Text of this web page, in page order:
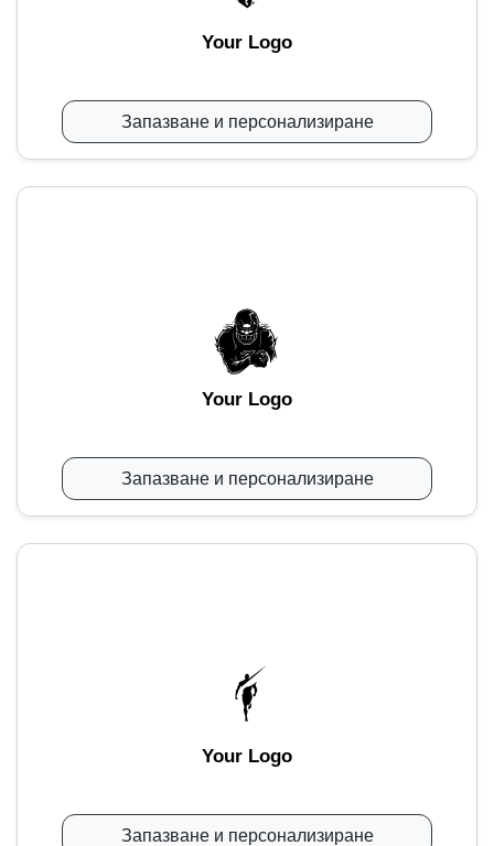
Your Logo
Запазване и персонализиране
Your Logo
Запазване и персонализиране
Your Logo
Запазване и персонализиране